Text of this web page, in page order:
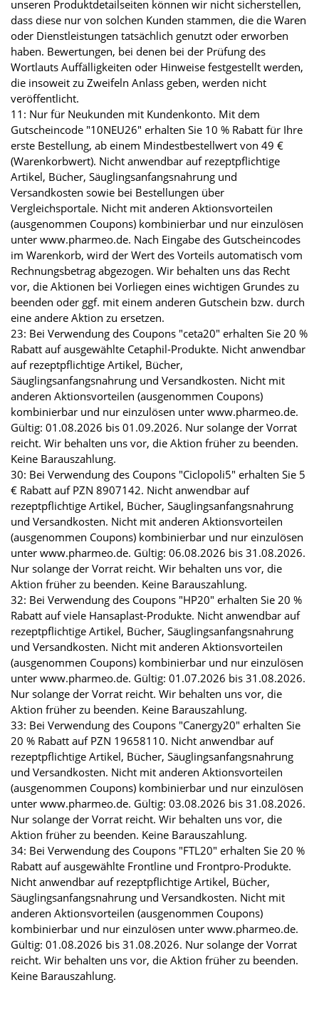
unseren Produktdetailseiten können wir nicht sicherstellen,
dass diese nur von solchen Kunden stammen, die die Waren
oder Dienstleistungen tatsächlich genutzt oder erworben
haben. Bewertungen, bei denen bei der Prüfung des
Wortlauts Auffälligkeiten oder Hinweise festgestellt werden,
die insoweit zu Zweifeln Anlass geben, werden nicht
veröffentlicht.
11: Nur für Neukunden mit Kundenkonto. Mit dem
Gutscheincode "10NEU26" erhalten Sie 10 % Rabatt für Ihre
erste Bestellung, ab einem Mindestbestellwert von 49 €
(Warenkorbwert). Nicht anwendbar auf rezeptpflichtige
Artikel, Bücher, Säuglingsanfangsnahrung und
Versandkosten sowie bei Bestellungen über
Vergleichsportale. Nicht mit anderen Aktionsvorteilen
(ausgenommen Coupons) kombinierbar und nur einzulösen
unter www.pharmeo.de. Nach Eingabe des Gutscheincodes
im Warenkorb, wird der Wert des Vorteils automatisch vom
Rechnungsbetrag abgezogen. Wir behalten uns das Recht
vor, die Aktionen bei Vorliegen eines wichtigen Grundes zu
beenden oder ggf. mit einem anderen Gutschein bzw. durch
eine andere Aktion zu ersetzen.
23: Bei Verwendung des Coupons "ceta20" erhalten Sie 20 %
Rabatt auf ausgewählte Cetaphil-Produkte. Nicht anwendbar
auf rezeptpflichtige Artikel, Bücher,
Säuglingsanfangsnahrung und Versandkosten. Nicht mit
anderen Aktionsvorteilen (ausgenommen Coupons)
kombinierbar und nur einzulösen unter www.pharmeo.de.
Gültig: 01.08.2026 bis 01.09.2026. Nur solange der Vorrat
reicht. Wir behalten uns vor, die Aktion früher zu beenden.
Keine Barauszahlung.
30: Bei Verwendung des Coupons "Ciclopoli5" erhalten Sie 5
€ Rabatt auf PZN 8907142. Nicht anwendbar auf
rezeptpflichtige Artikel, Bücher, Säuglingsanfangsnahrung
und Versandkosten. Nicht mit anderen Aktionsvorteilen
(ausgenommen Coupons) kombinierbar und nur einzulösen
unter www.pharmeo.de. Gültig: 06.08.2026 bis 31.08.2026.
Nur solange der Vorrat reicht. Wir behalten uns vor, die
Aktion früher zu beenden. Keine Barauszahlung.
32: Bei Verwendung des Coupons "HP20" erhalten Sie 20 %
Rabatt auf viele Hansaplast-Produkte. Nicht anwendbar auf
rezeptpflichtige Artikel, Bücher, Säuglingsanfangsnahrung
und Versandkosten. Nicht mit anderen Aktionsvorteilen
(ausgenommen Coupons) kombinierbar und nur einzulösen
unter www.pharmeo.de. Gültig: 01.07.2026 bis 31.08.2026.
Nur solange der Vorrat reicht. Wir behalten uns vor, die
Aktion früher zu beenden. Keine Barauszahlung.
33: Bei Verwendung des Coupons "Canergy20" erhalten Sie
20 % Rabatt auf PZN 19658110. Nicht anwendbar auf
rezeptpflichtige Artikel, Bücher, Säuglingsanfangsnahrung
und Versandkosten. Nicht mit anderen Aktionsvorteilen
(ausgenommen Coupons) kombinierbar und nur einzulösen
unter www.pharmeo.de. Gültig: 03.08.2026 bis 31.08.2026.
Nur solange der Vorrat reicht. Wir behalten uns vor, die
Aktion früher zu beenden. Keine Barauszahlung.
34: Bei Verwendung des Coupons "FTL20" erhalten Sie 20 %
Rabatt auf ausgewählte Frontline und Frontpro-Produkte.
Nicht anwendbar auf rezeptpflichtige Artikel, Bücher,
Säuglingsanfangsnahrung und Versandkosten. Nicht mit
anderen Aktionsvorteilen (ausgenommen Coupons)
kombinierbar und nur einzulösen unter www.pharmeo.de.
Gültig: 01.08.2026 bis 31.08.2026. Nur solange der Vorrat
reicht. Wir behalten uns vor, die Aktion früher zu beenden.
Keine Barauszahlung.